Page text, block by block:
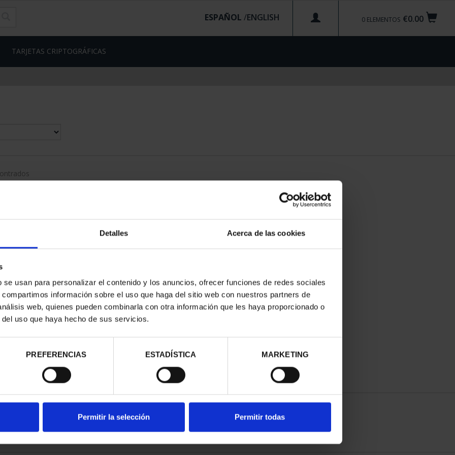
Detalles Acerca de las cookies
usan para personalizar el contenido y los anuncios, ofrecer funciones de redes sociales
información sobre el uso que haga del sitio web con nuestros partners de
web, quienes pueden combinarla con otra información que les haya proporcionado o
uso que haya hecho de sus servicios.
PREFERENCIAS ESTADÍSTICA MARKETING
Permitir la selección Permitir todas
€0.00
0 ELEMENTOS
ESPAÑOL /
TARJETAS CRIPTOGRÁFICAS
I -